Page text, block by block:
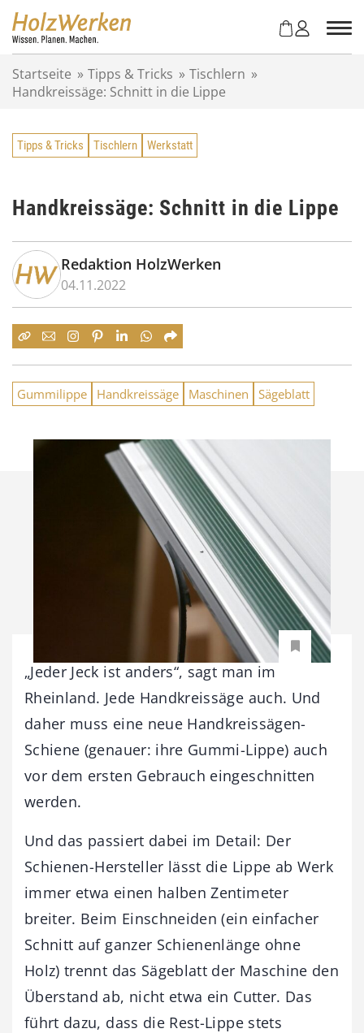
Startseite » Tipps & Tricks » Tischlern »
Handkreissäge: Schnitt in die Lippe
Tipps & Tricks Tischlern Werkstatt
Handkreissäge: Schnitt in die Lippe
Redaktion HolzWerken
04.11.2022
Gummilippe Handkreissäge Maschinen Sägeblatt
„Jeder Jeck ist anders“, sagt man im
Rheinland. Jede Handkreissäge auch. Und
daher muss eine neue Handkreissägen-
Schiene (genauer: ihre Gummi-Lippe) auch
vor dem ersten Gebrauch eingeschnitten
werden.
Und das passiert dabei im Detail: Der
Schienen-Hersteller lässt die Lippe ab Werk
immer etwa einen halben Zentimeter
breiter. Beim Einschneiden (ein einfacher
Schnitt auf ganzer Schienenlänge ohne
Holz) trennt das Sägeblatt der Maschine den
Überstand ab, nicht etwa ein Cutter. Das
führt dazu, dass die Rest-Lippe stets